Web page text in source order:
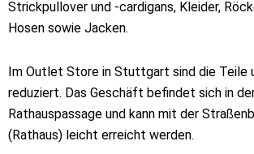
Strickpullover und -cardigans, Kleider,
Hosen sowie Jacken.
Im Outlet Store in Stuttgart sind die Teile
reduziert. Das Geschäft befindet sich in
Rathauspassage und kann mit der
(Rathaus) leicht erreicht werden.